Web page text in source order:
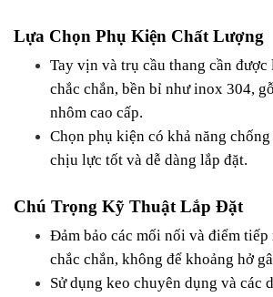
Lựa Chọn Phụ Kiện Chất Lượng
Tay vịn và trụ cầu thang cần
chắc chắn, bền bỉ như inox 304,
nhôm cao cấp.
Chọn phụ kiện có khả năng chống
chịu lực tốt và dễ dàng lắp đặt.
Chú Trọng Kỹ Thuật Lắp Đặt
Đảm bảo các mối nối và điểm tiếp
chắc chắn, không để khoảng hở
Sử dụng keo chuyên dụng và các